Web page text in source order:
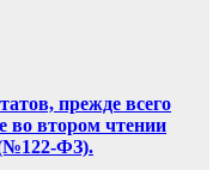
прежде всего
во втором чтении
(№122-ФЗ).